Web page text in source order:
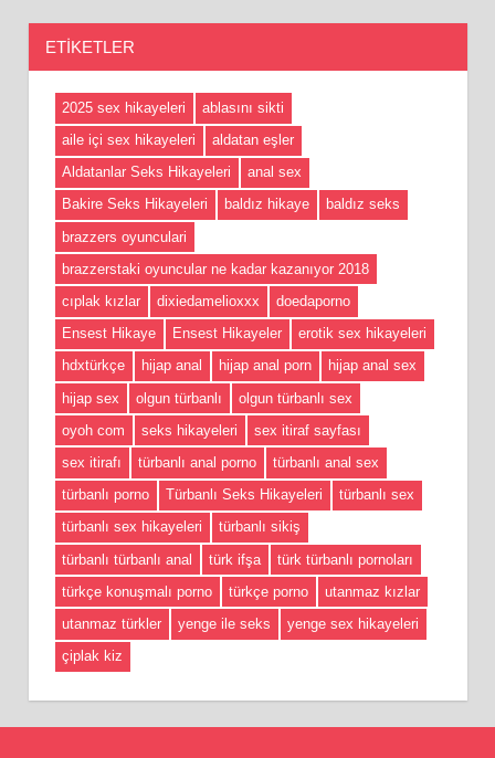
ETIKETLER
2025 sex hikayeleri
ablasını sikti
aile içi sex hikayeleri
aldatan eşler
Aldatanlar Seks Hikayeleri
anal sex
Bakire Seks Hikayeleri
baldız hikaye
baldız seks
brazzers oyunculari
brazzerstaki oyuncular ne kadar kazanıyor 2018
cıplak kızlar
dixiedamelioxxx
doedaporno
Ensest Hikaye
Ensest Hikayeler
erotik sex hikayeleri
hdxtürkçe
hijap anal hijap anal porn
hijap anal sex
hijap sex
olgun türbanlı
olgun türbanlı sex
oyoh com
seks hikayeleri
sex itiraf sayfası
sex itirafı
türbanlı anal porno
türbanlı anal sex
türbanlı porno
Türbanlı Seks Hikayeleri
türbanlı sex
türbanlı sex hikayeleri
türbanlı sikiş
türbanlı türbanlı anal
türk ifşa
türk türbanlı pornoları
türkçe konuşmalı porno
türkçe porno
utanmaz kızlar
utanmaz türkler
yenge ile seks
yenge sex hikayeleri
çiplak kiz